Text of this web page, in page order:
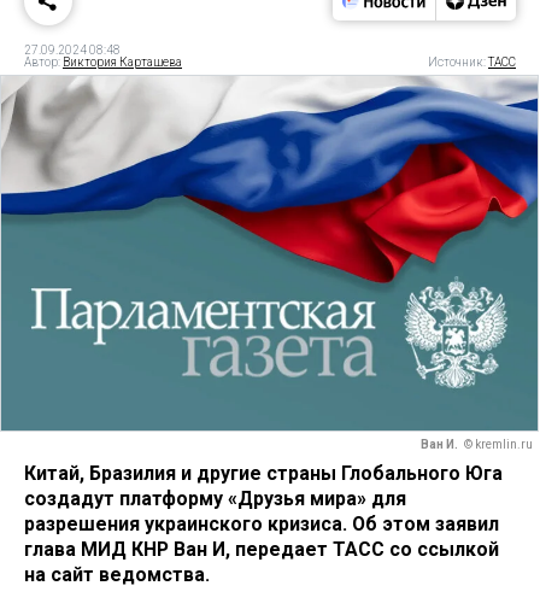
27.09.2024 08:48
Автор: Виктория Карташева Источник:ТАСС
Ван И. © kremlin.ru
Китай, Бразилия и другие страны Глобального Юга
создадут платформу «Друзья мира» для
разрешения украинского кризиса. Об этом заявил
глава МИД КНР Ван И, передает ТАСС со ссылкой
на сайт ведомства.